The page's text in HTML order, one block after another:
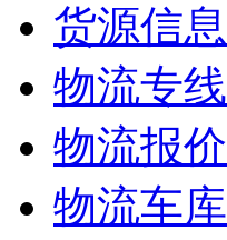
货源信息
物流专线
物流报价
物流车库